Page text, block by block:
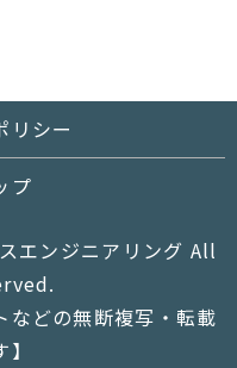
リシー
プ
エンジニアリング All
などの無断複写・転載